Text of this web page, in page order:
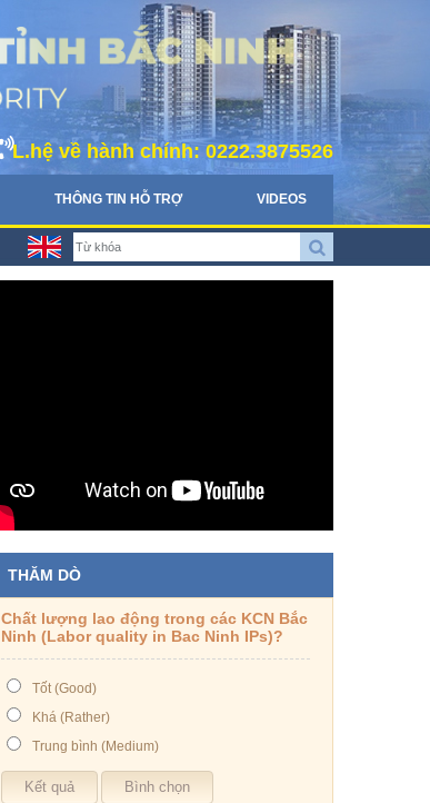
L.hệ về hành chính: 0222.3875526
THÔNG TIN HỖ TRỢ VIDEOS
THĂM DÒ
Chất lượng lao động trong các KCN Bắc
Ninh (Labor quality in Bac Ninh IPs)?
Tốt (Good)
Khá (Rather)
Trung bình (Medium)